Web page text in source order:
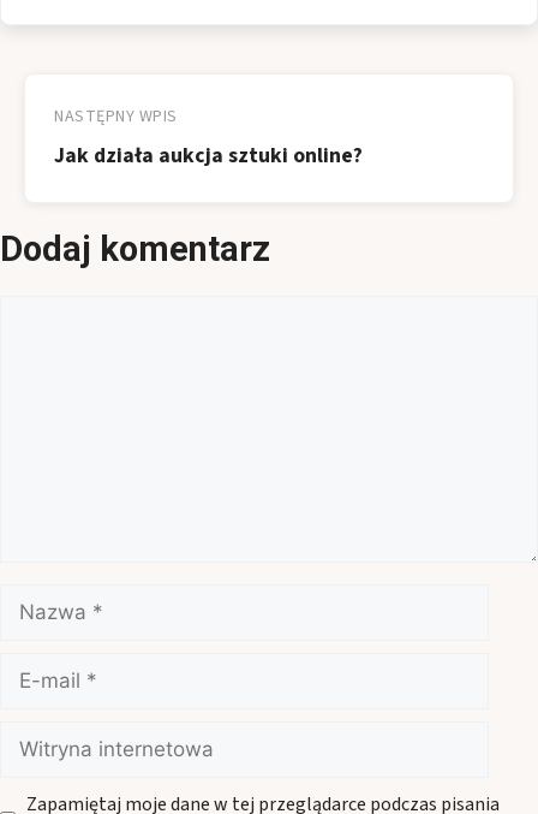
wpisu
NASTĘPNY WPIS
Jak działa aukcja sztuki online?
Dodaj komentarz
Nazwa
mail
Witryna
internetowa
Zapamiętaj moje dane w tej przeglądarce podczas pisania